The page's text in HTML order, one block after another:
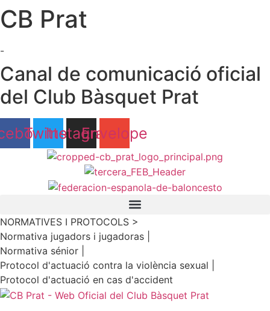
Ir
al
CB Prat
-
Canal de comunicació oficial
del Club Bàsquet Prat
Twitter
Instagram
Envelope
NORMATIVES I PROTOCOLS >
Normativa jugadors i jugadoras |
Normativa sénior |
Protocol d'actuació contra la violència sexual |
Protocol d'actuació en cas d'accident